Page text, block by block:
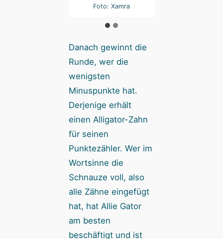
Foto: Xamra
Danach gewinnt die
Runde, wer die
wenigsten
Minuspunkte hat.
Derjenige erhält
einen Alligator-Zahn
für seinen
Punktezähler. Wer im
Wortsinne die
Schnauze voll, also
alle Zähne eingefügt
hat, hat Allie Gator
am besten
beschäftigt und ist